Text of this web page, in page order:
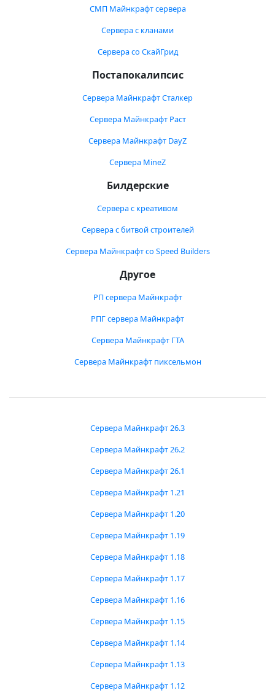
СМП Майнкрафт сервера
Сервера с кланами
Сервера со СкайГрид
Постапокалипсис
Сервера Майнкрафт Сталкер
Сервера Майнкрафт Раст
Сервера Майнкрафт DayZ
Сервера MineZ
Билдерские
Сервера с креативом
Сервера с битвой строителей
Сервера Майнкрафт со Speed Builders
Другое
РП сервера Майнкрафт
РПГ сервера Майнкрафт
Сервера Майнкрафт ГТА
Сервера Майнкрафт пиксельмон
Сервера Майнкрафт 26.3
Сервера Майнкрафт 26.2
Сервера Майнкрафт 26.1
Сервера Майнкрафт 1.21
Сервера Майнкрафт 1.20
Сервера Майнкрафт 1.19
Сервера Майнкрафт 1.18
Сервера Майнкрафт 1.17
Сервера Майнкрафт 1.16
Сервера Майнкрафт 1.15
Сервера Майнкрафт 1.14
Сервера Майнкрафт 1.13
Сервера Майнкрафт 1.12